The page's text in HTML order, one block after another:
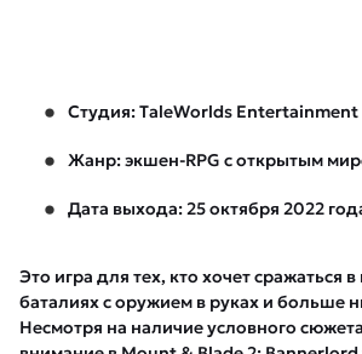
Студия: TaleWorlds Entertainment
Жанр: экшен-RPG с открытым
Дата выхода: 25 октября 2022
Это игра для тех, кто хочет сражаться
баталиях с оружием в руках и больше
Несмотря на наличие условного